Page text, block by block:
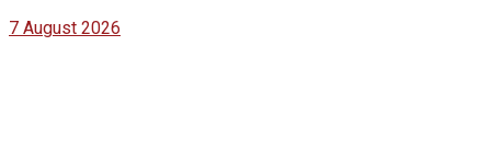
7 August 2026